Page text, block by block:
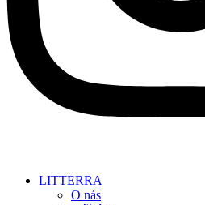
LITTERRA
O nás